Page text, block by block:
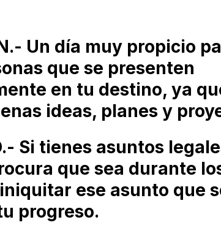
Un día muy propicio
que se presenten
en tu destino, ya
ideas, planes y
Si tienes asuntos
que sea durante
ese asunto que
progreso.